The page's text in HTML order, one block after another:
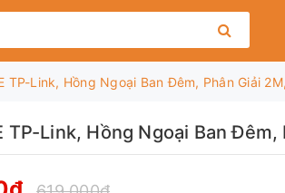
Link, Hồng Ngoại Ban Đêm, Phân Giải
Link, Hồng Ngoại Ban Đêm,